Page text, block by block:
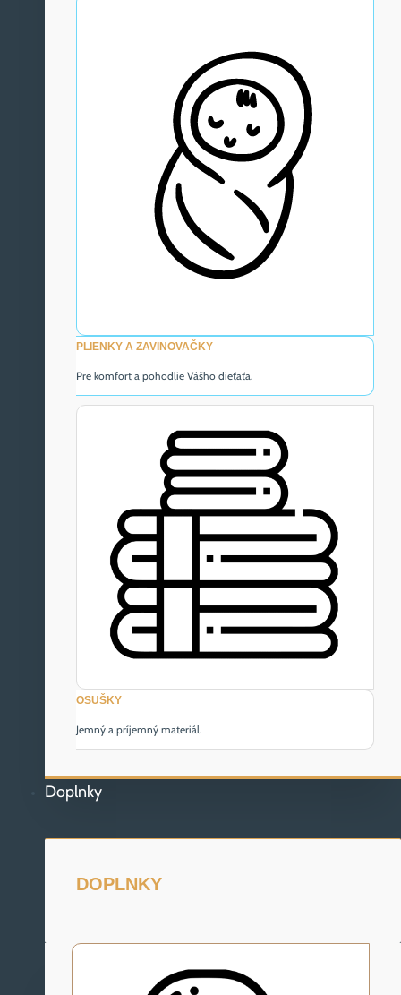
PLIENKY A ZAVINOVAČKY
Pre komfort a pohodlie Vášho dieťaťa.
OSUŠKY
Jemný a príjemný materiál.
Doplnky
DOPLNKY